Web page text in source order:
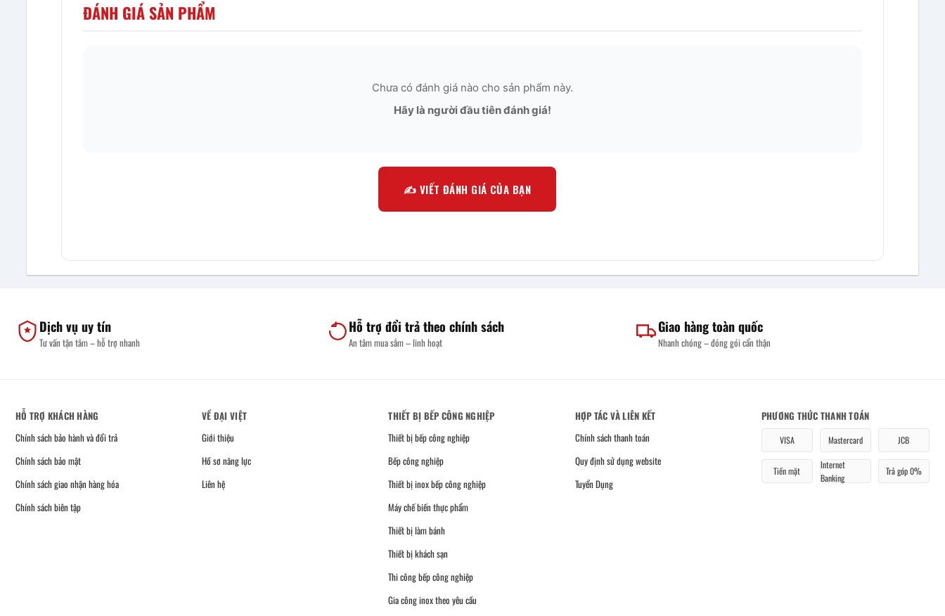
ĐÁNH GIÁ SẢN PHẨM
Chưa có đánh giá nào cho sản phẩm này.
Hãy là người đầu tiên đánh giá!
✍️ VIẾT ĐÁNH GIÁ CỦA BẠN
Dịch vụ uy tín
Tư vấn tận tâm – hỗ trợ nhanh
Hỗ trợ đổi trả theo chính sách
An tâm mua sắm – linh hoạt
Giao hàng toàn quốc
Nhanh chóng – đóng gói cẩn thận
HỖ TRỢ KHÁCH HÀNG
Chính sách bảo hành và đổi trả
Chính sách bảo mật
Chính sách giao nhận hàng hóa
Chính sách biên tập
VỀ ĐẠI VIỆT
Giới thiệu
Hồ sơ năng lực
Liên hệ
THIẾT BỊ BẾP CÔNG NGHIỆP
Thiết bị bếp công nghiệp
Bếp công nghiệp
Thiết bị inox bếp công nghiệp
Máy chế biến thực phẩm
Thiết bị làm bánh
Thiết bị khách sạn
Thi công bếp công nghiệp
Gia công inox theo yêu cầu
HỢP TÁC VÀ LIÊN KẾT
Chính sách thanh toán
Quy định sử dụng website
Tuyển Dụng
PHƯƠNG THỨC THANH TOÁN
VISA Mastercard JCB
Tiền mặt
Internet
Banking
Trả góp 0%